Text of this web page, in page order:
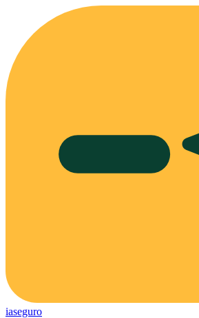
iaseguro